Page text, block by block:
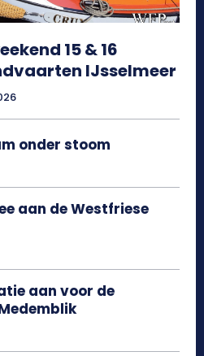
15 & 16
IJsselmeer
onder stoom
aan de Westfriese
aan voor de